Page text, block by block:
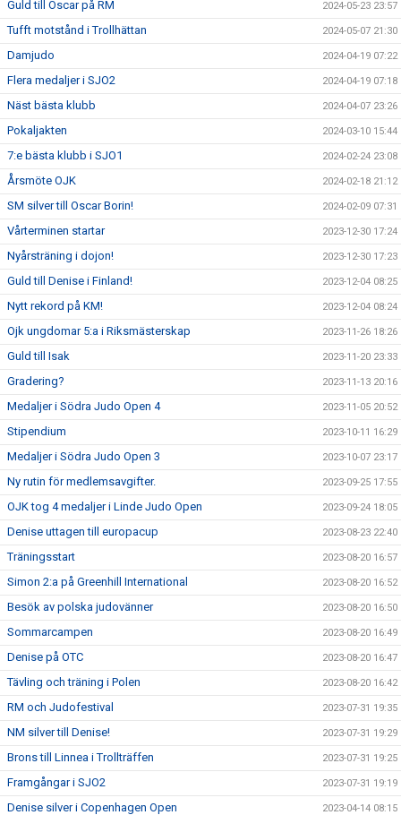
Guld till Oscar på RM 2024-05-23 23:57
Tufft motstånd i Trollhättan 2024-05-07 21:30
Damjudo 2024-04-19 07:22
Flera medaljer i SJO2 2024-04-19 07:18
Näst bästa klubb 2024-04-07 23:26
Pokaljakten 2024-03-10 15:44
7:e bästa klubb i SJO1 2024-02-24 23:08
Årsmöte OJK 2024-02-18 21:12
SM silver till Oscar Borin! 2024-02-09 07:31
Vårterminen startar 2023-12-30 17:24
Nyårsträning i dojon! 2023-12-30 17:23
Guld till Denise i Finland! 2023-12-04 08:25
Nytt rekord på KM! 2023-12-04 08:24
Ojk ungdomar 5:a i Riksmästerskap 2023-11-26 18:26
Guld till Isak 2023-11-20 23:33
Gradering? 2023-11-13 20:16
Medaljer i Södra Judo Open 4 2023-11-05 20:52
Stipendium 2023-10-11 16:29
Medaljer i Södra Judo Open 3 2023-10-07 23:17
Ny rutin för medlemsavgifter. 2023-09-25 17:55
OJK tog 4 medaljer i Linde Judo Open 2023-09-24 18:05
Denise uttagen till europacup 2023-08-23 22:40
Träningsstart 2023-08-20 16:57
Simon 2:a på Greenhill International 2023-08-20 16:52
Besök av polska judovänner 2023-08-20 16:50
Sommarcampen 2023-08-20 16:49
Denise på OTC 2023-08-20 16:47
Tävling och träning i Polen 2023-08-20 16:42
RM och Judofestival 2023-07-31 19:35
NM silver till Denise! 2023-07-31 19:29
Brons till Linnea i Trollträffen 2023-07-31 19:25
Framgångar i SJO2 2023-07-31 19:19
Denise silver i Copenhagen Open 2023-04-14 08:15